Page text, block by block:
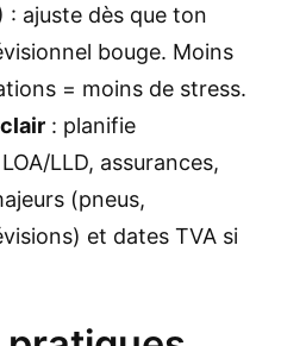
: ajuste dès que ton
bouge. Moins
= moins de stress.
: planifie
LLD, assurances,
(pneus,
et dates TVA si